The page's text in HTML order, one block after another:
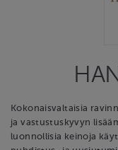
Kokonaisvaltaisia
ja vastustuskyvyn
luonnollisia keinoja